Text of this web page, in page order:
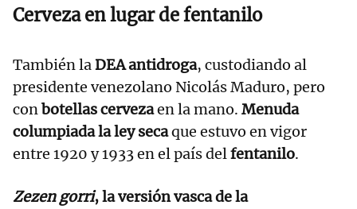
Cerveza en lugar de fentanilo
También laDEA antidroga, custodiando al
presidente venezolano Nicolás Maduro, pero
conbotellas cervezaen la mano. Menuda
columpiada la ley secaque estuvo en vigor
entre 1920 y 1933 en el país delfentanilo.
Zezen gorri, la versión vasca de la